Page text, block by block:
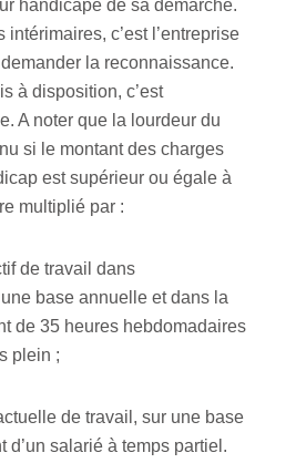
handicapé de sa démarche.
c’est l’entreprise
la reconnaissance.
à disposition, c’est
A noter que la lourdeur du
si le montant des charges
est supérieur ou égale à
multiplié par :
de travail dans
une base annuelle et dans la
de 35 heures hebdomadaires
plein ;
de travail, sur une base
d’un salarié à temps partiel.